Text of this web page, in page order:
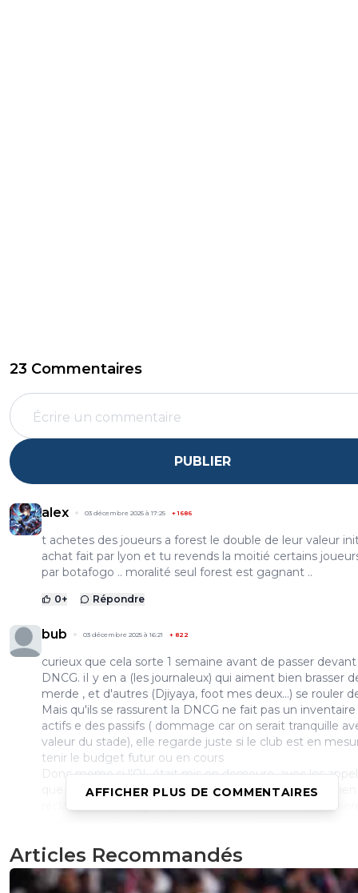
23 Commentaires
PUBLIER
alex 03 décembre 2025 à 17:25 +1686
t achetes des joueurs a forest le double de leur valeur
achat fait par lyon et tu revends la moitié certains
par botafogo .. moralité seul forest est gagnant ..
0+ Répondre
bub 03 décembre 2025 à 16:21 + 822
curieux que cela sorte 1 semaine avant de passer devant
DNCG. iI y en a (les journaleux) qui aiment bien brasser
merde , et d'autres (Djiyaya, foot mes deux...) se rouler
Mais qu'ils se rassurent la DNCG ne fait pas un
actifs e des passifs ( dommage car on serait tranquille
valeur du stade), elle regarde juste si le club est en
tenir le budget futur ou en cours
Donc meme si l'OL était mis en demeure, avec les
que Khan va contester) et les contre appel il n'y aura
2+ Répondre
Ragnar-Lodbrok7 03 décembre 2025 à 14:57 +518
AFFICHER PLUS DE COMMENTAIRES
Articles Recommandés